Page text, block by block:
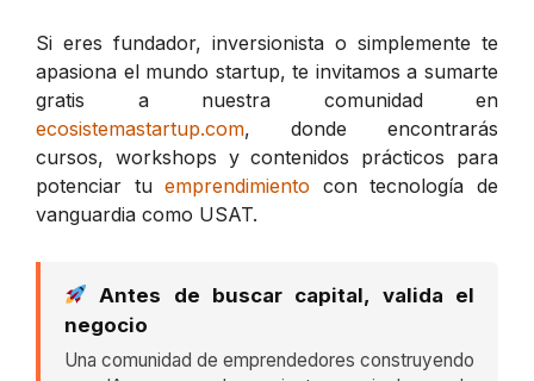
Si eres fundador, inversionista o simplemente te
apasiona el mundo startup, te invitamos a sumarte
gratis a nuestra comunidad en
ecosistemastartup.com, donde encontrarás
cursos, workshops y contenidos prácticos para
potenciar tuemprendimiento con tecnología de
vanguardia como USAT.
Antes de buscar capital, valida el
negocio
Una comunidad de emprendedores construyendo